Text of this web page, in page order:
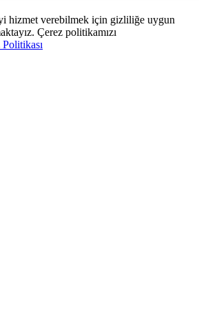
hizmet verebilmek için gizliliğe uygun
Çerez politikamızı